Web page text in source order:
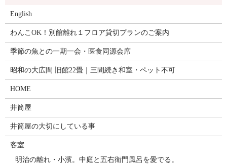
English
わんこOK！別館離れ１フロア貸切プランのご案内
季節の魚との一期一会・医食同源会席
昭和の大広間 旧館22畳｜三間続き和室・ペット不可
HOME
井筒屋
井筒屋の大切にしている事
客室
明治の離れ・小濱。中庭と五右衛門風呂を愛でる。